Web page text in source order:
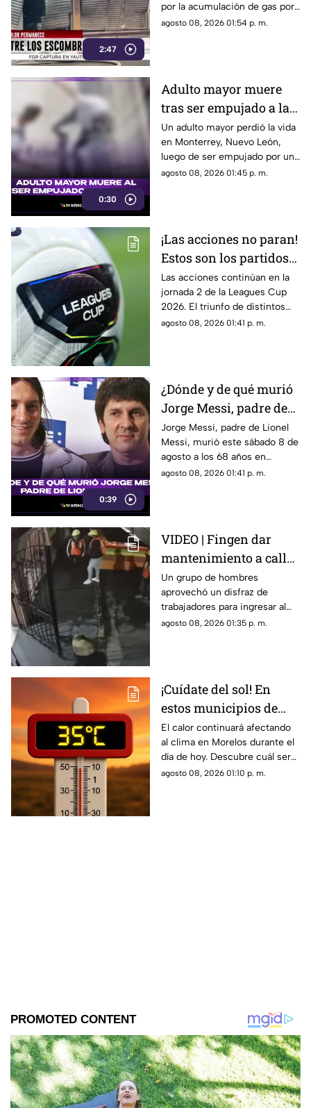
2:47
por la acumulación de gas por
fuga.
agosto 08, 2026 01:54 p. m.
0:30
Adulto mayor muere
tras ser empujado a la
calle
Un adulto mayor perdió la vida
en Monterrey, Nuevo León,
luego de ser empujado por un
sujeto hacia el arroyo
agosto 08, 2026 01:45 p. m.
¡Las acciones no paran!
Estos son los partidos
restantes de la jornada
2 de la Leagues Cup
2026
Las acciones continúan en la
jornada 2 de la Leagues Cup
2026. El triunfo de distintos
equipos de la Liga MX podría
agosto 08, 2026 01:41 p. m.
0:39
¿Dónde y de qué murió
Jorge Messi, padre de
Lionel Messi?
Jorge Messi, padre de Lionel
Messi, murió este sábado 8 de
agosto a los 68 años en
Rosario, Argentina.
agosto 08, 2026 01:41 p. m.
VIDEO | Fingen dar
mantenimiento a calle
para cometer
millonario robo en
restaurante
Un grupo de hombres
aprovechó un disfraz de
trabajadores para ingresar al
negocio.
agosto 08, 2026 01:35 p. m.
¡Cuídate del sol! En
estos municipios de
Morelos hará más calor
HOY
El calor continuará afectando
al clima en Morelos durante el
día de hoy. Descubre cuál será
la temperatura máxima hoy
agosto 08, 2026 01:10 p. m.